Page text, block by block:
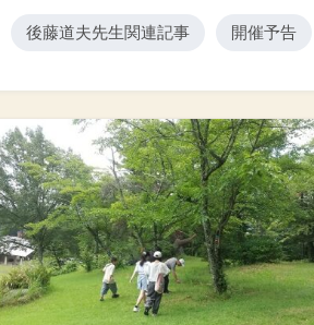
後藤道夫先生関連記事 開催予告